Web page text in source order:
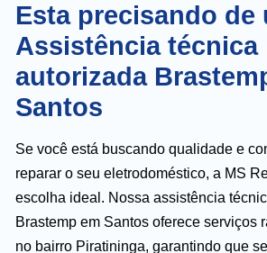
Esta precisando de
Assistência técnica
autorizada
Santos
Se você está buscando qualidade e
reparar o seu eletrodoméstico, a MS
escolha ideal. Nossa assistência
Brastemp em Santos oferece serviços
no bairro Piratininga, garantindo que